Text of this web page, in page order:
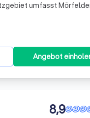
umfasst
Angebot
8,9